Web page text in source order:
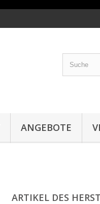
ANGEBOTE
ARTIKEL DES